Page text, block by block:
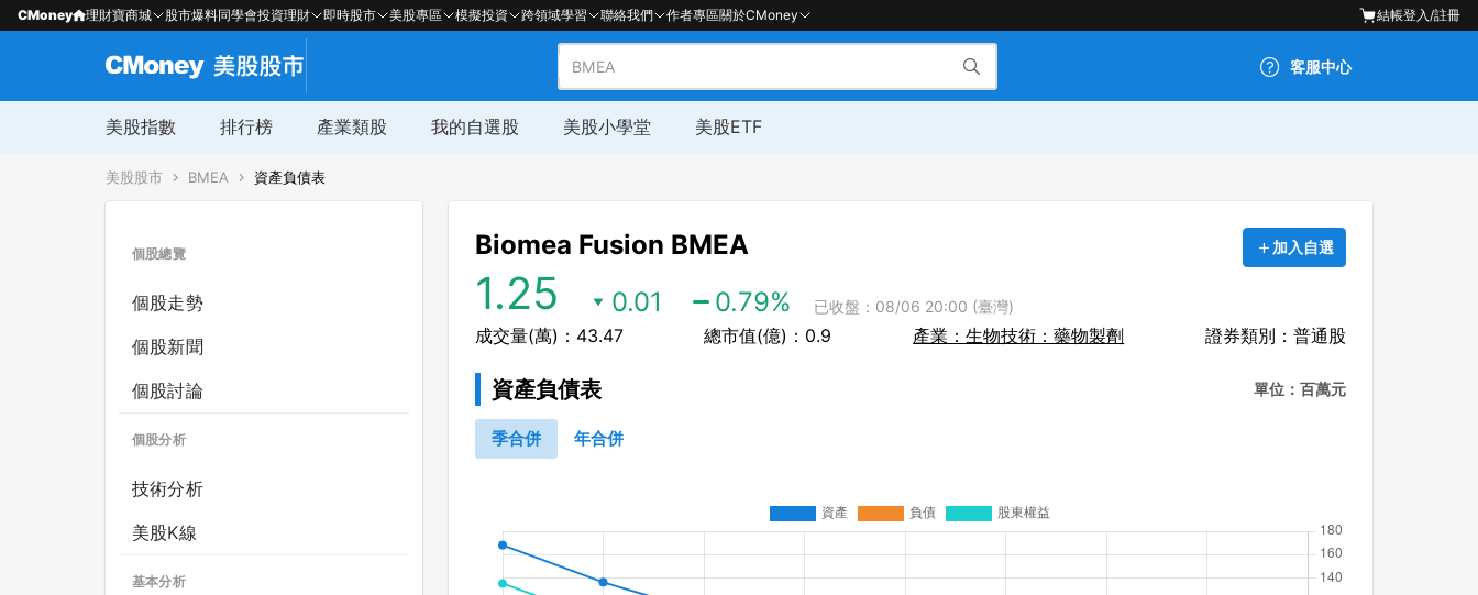
CMoney 理財寶商城 股市爆料同學會投資理財 即時股市 美股專區 模擬投資 跨領域學習 聯絡我們 作者專區關於CMoney 結帳登入/註冊
客服中心
美股指數 排行榜 產業類股 我的自選股 美股小學堂 美股ETF
美股股市 BMEA 資產負債表
個股總覽
個股走勢
個股新聞
個股討論
個股分析
技術分析
美股K線
基本分析
Biomea Fusion BMEA 加入自選
1.25 0.01 0.79% 已收盤：08/06 20:00 (臺灣)
成交量(萬)：43.47 總市值(億)：0.9 產業：生物技術：藥物製劑 證券類別：普通股
資產負債表 單位：百萬元
季合併 年合併